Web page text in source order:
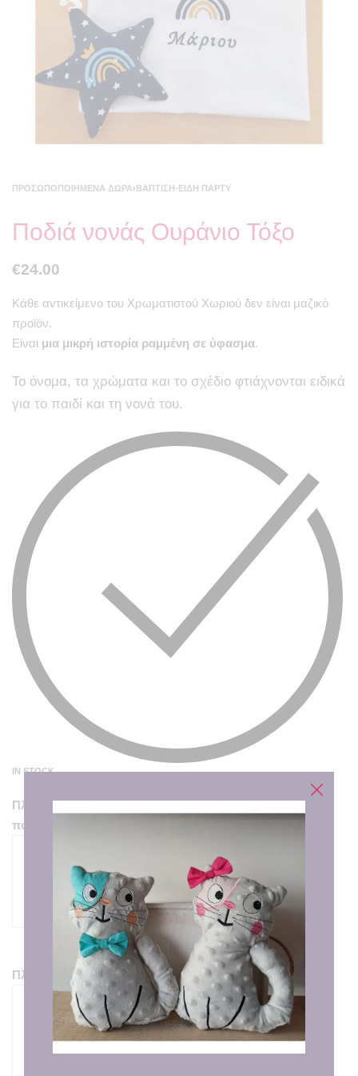
ΠΡΟΣΩΠΟΠΟΙΗΜΈΝΑ ΔΏΡΑ›ΒΆΠΤΙΣΗ-ΕΊΔΗ ΠΆΡΤΥ
Ποδιά νονάς Ουράνιο Τόξο
€24.00
Κάθε αντικείμενο του Χρωματιστού Χωριού δεν είναι μαζικό
προϊόν.
Είναι μια μικρή ιστορία ραμμένη σε ύφασμα.
Το όνομα, τα χρώματα και το σχέδιο φτιάχνονται ειδικά
για το παιδί και τη νονά του.
IN STOCK
Πληκτρολογήστε το μέγεθος που θέλετε να ραφτεί η
ποδιά.
50 characters remaining
Πληκτρολογήστε το όνομα του παιδιού.